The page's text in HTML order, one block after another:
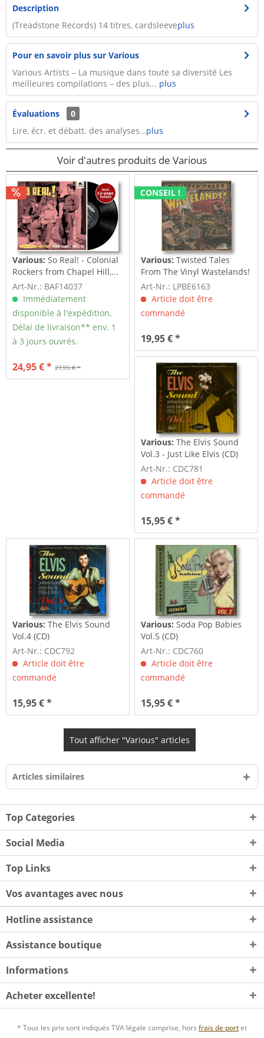
Description
(Treadstone Records) 14 titres, cardsleeveplus
Pour en savoir plus sur Various
Various Artists – La musique dans toute sa diversité Les
meilleures compilations – des plus... plus
Évaluations
0
Lire, écr. et débatt. des analyses…plus
Voir d'autres produits de Various
Various: So Real! - Colonial
Rockers from Chapel Hill,...
Art-Nr.: BAF14037
Immédiatement
disponible à l'expédition,
Délai de livraison** env. 1
à 3 jours ouvrés.
27,95 € *
24,95 € *
CONSEIL !
Various: Twisted Tales
From The Vinyl Wastelands!
Vol.5...
Art-Nr.: LPBE6163
Article doit être
commandé
19,95 € *
Various: The Elvis Sound
Vol.3 - Just Like Elvis (CD)
Art-Nr.: CDC781
Article doit être
commandé
15,95 € *
Various: The Elvis Sound
Vol.4 (CD)
Art-Nr.: CDC792
Article doit être
commandé
15,95 € *
Various: Soda Pop Babies
Vol.5 (CD)
Art-Nr.: CDC760
Article doit être
commandé
15,95 € *
Tout afficher "Various" articles
Articles similaires
Top Categories
Social Media
Top Links
Vos avantages avec nous
Hotline assistance
Assistance boutique
Informations
Acheter excellente!
* Tous les prix sont indiqués TVA légale comprise, hors frais de portet